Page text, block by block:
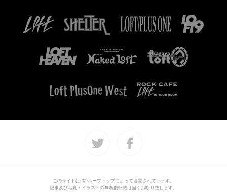
このサイトは(有)ルーフトップによって運営されています。
記事及び写真・イラストの無断復転載は固くお断り致します。